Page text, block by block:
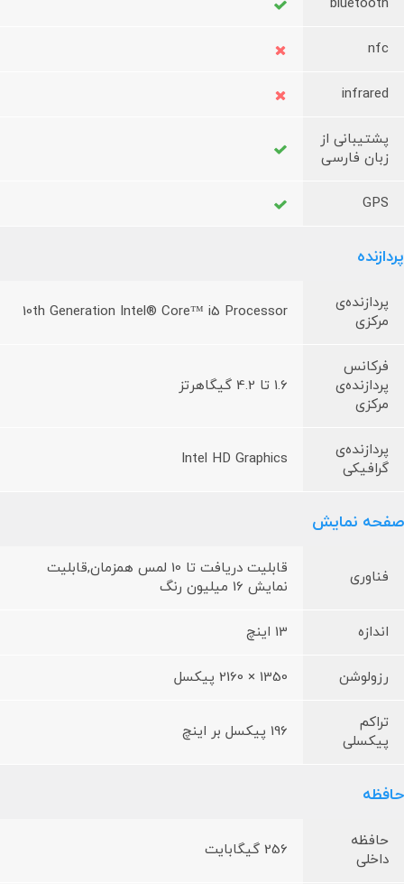
bluetooth
nfc
infrared
پشتیبانی از
زبان فارسی
GPS
پردازنده
پردازنده‌ی
مرکزی
10th Generation Intel® Core™ i5 Processor
فرکانس
پردازنده‌ی
مرکزی
1.6 تا 4.2 گیگاهرتز
پردازنده‌ی
گرافیکی
Intel HD Graphics
صفحه نمایش
فناوری
قابلیت دریافت تا 10 لمس همزمان,قابلیت
نمایش 16 میلیون رنگ
اندازه 13 اینچ
رزولوشن 1350 × 2160 پیکسل
تراکم
پیکسلی
196 پیکسل بر اینچ
حافظه
حافظه
داخلی
256 گیگابایت